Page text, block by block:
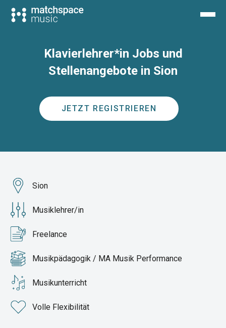
Klavierlehrer*in Jobs und
Stellenangebote in Sion
JETZT REGISTRIEREN
Sion
Musiklehrer/in
Freelance
Musikpädagogik / MA Musik Performance
Musikunterricht
Volle Flexibilität